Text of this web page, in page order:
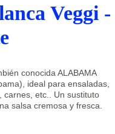
Veggi -
conocida ALABAMA
ideal para ensaladas,
carnes, etc.. Un sustituto
salsa cremosa y fresca.